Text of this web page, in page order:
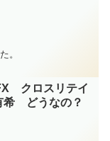
。
クロスリテイ
希 どうなの？